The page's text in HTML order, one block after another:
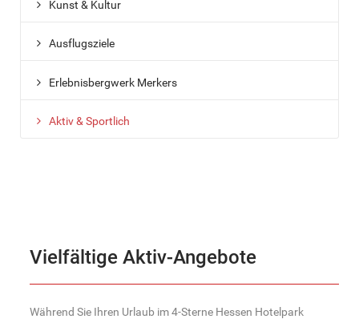
Kunst & Kultur
Ausflugsziele
Erlebnisbergwerk Merkers
Aktiv & Sportlich
Vielfältige Aktiv-Angebote
Während Sie Ihren Urlaub im 4-Sterne Hessen Hotelpark